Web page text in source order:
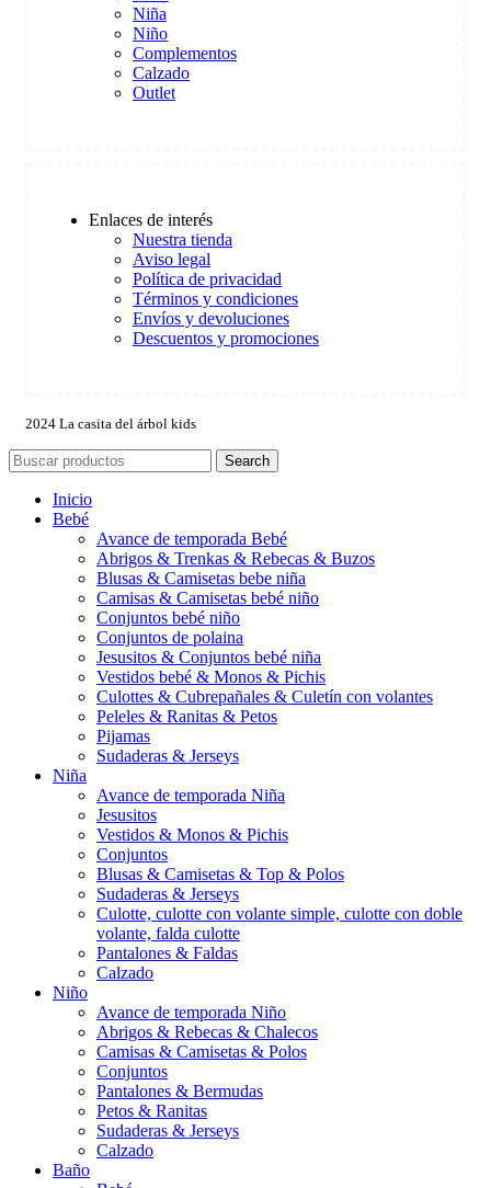
Niña
Niño
Complementos
Calzado
Outlet
Enlaces de interés
Nuestra tienda
Aviso legal
Política de privacidad
Términos y condiciones
Envíos y devoluciones
Descuentos y promociones
2024 La casita del árbol kids
Search
Inicio
Bebé
Avance de temporada Bebé
Abrigos & Trenkas & Rebecas & Buzos
Blusas & Camisetas bebe niña
Camisas & Camisetas bebé niño
Conjuntos bebé niño
Conjuntos de polaina
Jesusitos & Conjuntos bebé niña
Vestidos bebé & Monos & Pichis
Culottes & Cubrepañales & Culetín con volantes
Peleles & Ranitas & Petos
Pijamas
Sudaderas & Jerseys
Niña
Avance de temporada Niña
Jesusitos
Vestidos & Monos & Pichis
Conjuntos
Blusas & Camisetas & Top & Polos
Sudaderas & Jerseys
Culotte, culotte con volante simple, culotte con doble
volante, falda culotte
Pantalones & Faldas
Calzado
Niño
Avance de temporada Niño
Abrigos & Rebecas & Chalecos
Camisas & Camisetas & Polos
Conjuntos
Pantalones & Bermudas
Petos & Ranitas
Sudaderas & Jerseys
Calzado
Baño